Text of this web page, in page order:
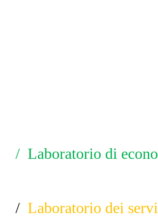
/ Laboratorio di
/ Laboratorio dei